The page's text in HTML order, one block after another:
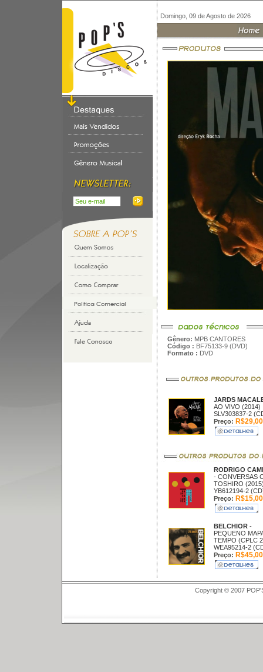
Domingo, 09 de Agosto de 2026
Gênero: MPB CANTORES
Código : BF75133-9 (DVD)
Formato : DVD
JARDS
AO VIVO (2014)
SLV303837-2
Preço: R$29,00
RODRIGO
- CONVERSAS
TOSHIRO
YB612194-2
Preço: R$15,00
BELCHIOR -
PEQUENO
TEMPO (CPLC
WEA95214-2
Preço: R$45,00
Copyright © 2007